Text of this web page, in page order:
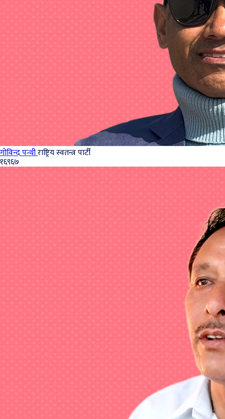
गोविन्द पन्थीराष्ट्रिय स्वतन्त्र पार्टी
१६९६७